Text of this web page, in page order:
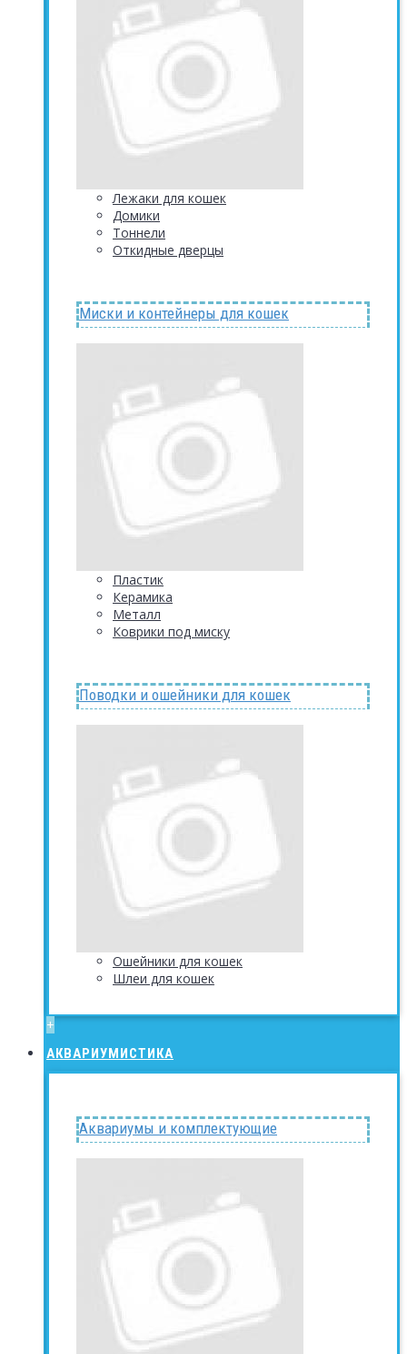
Лежаки для кошек
Домики
Тоннели
Откидные дверцы
Миски и контейнеры для кошек
Пластик
Керамика
Металл
Коврики под миску
Поводки и ошейники для кошек
Ошейники для кошек
Шлеи для кошек
+
АКВАРИУМИСТИКА
Аквариумы и комплектующие